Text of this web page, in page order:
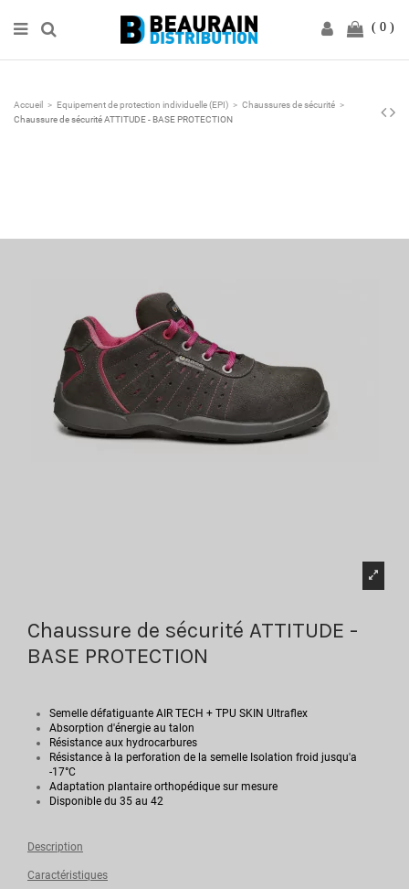
0
Accueil Equipement de protection individuelle (EPI)
Chaussures de sécurité
Chaussure de sécurité ATTITUDE - BASE PROTECTION
Chaussure de sécurité ATTITUDE -
BASE PROTECTION
Semelle défatiguante AIR TECH + TPU SKIN Ultraflex
Absorption d'énergie au talon
Résistance aux hydrocarbures
Résistance à la perforation de la semelle Isolation froid jusqu'a
-17°C
Adaptation plantaire orthopédique sur mesure
Disponible du 35 au 42
Description
Caractéristiques